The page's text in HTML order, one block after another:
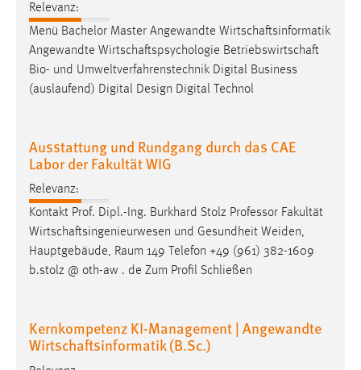
Relevanz:
Menü Bachelor Master Angewandte Wirtschaftsinformatik
Angewandte Wirtschaftspsychologie Betriebswirtschaft
Bio- und Umweltverfahrenstechnik Digital Business
(auslaufend) Digital Design Digital Technol
Ausstattung und Rundgang durch das CAE
Labor der Fakultät WIG
Relevanz:
Kontakt Prof. Dipl.-Ing. Burkhard Stolz Professor Fakultät
Wirtschaftsingenieurwesen und Gesundheit Weiden,
Hauptgebäude, Raum 149 Telefon +49 (961) 382-1609
b.stolz @ oth-aw . de Zum Profil Schließen
Kernkompetenz KI-Management | Angewandte
Wirtschaftsinformatik (B.Sc.)